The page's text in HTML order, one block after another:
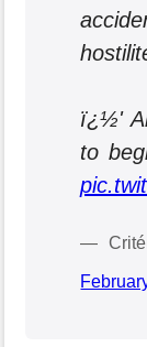
ï¿½'‍
to
—